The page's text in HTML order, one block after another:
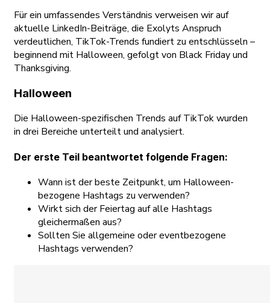
Für ein umfassendes Verständnis verweisen wir auf
aktuelle LinkedIn-Beiträge, die Exolyts Anspruch
verdeutlichen, TikTok-Trends fundiert zu entschlüsseln –
beginnend mit Halloween, gefolgt von Black Friday und
Thanksgiving.
Halloween
Die Halloween-spezifischen Trends auf TikTok wurden
in drei Bereiche unterteilt und analysiert.
Der erste Teil beantwortet folgende Fragen:
Wann ist der beste Zeitpunkt, um Halloween-
bezogene Hashtags zu verwenden?
Wirkt sich der Feiertag auf alle Hashtags
gleichermaßen aus?
Sollten Sie allgemeine oder eventbezogene
Hashtags verwenden?